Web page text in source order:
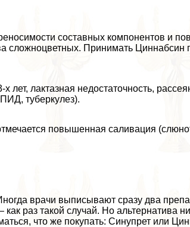
составных компонентов и
сложноцветных. Принимать Циннабсин
лет, лактазная недостаточность,
туберкулез).
повышенная саливация
врачи выписывают сразу два
раз такой случай. Но альтернатива
что же покупать: Синупрет или